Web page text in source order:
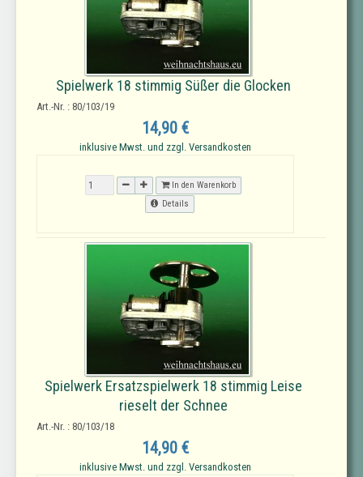
Spielwerk 18 stimmig Süßer die Glocken
Art.-Nr. : 80/103/19
14,90 €
inklusive Mwst. und zzgl. Versandkosten
In den Warenkorb
Details
Spielwerk Ersatzspielwerk 18 stimmig Leise
rieselt der Schnee
Art.-Nr. : 80/103/18
14,90 €
inklusive Mwst. und zzgl. Versandkosten